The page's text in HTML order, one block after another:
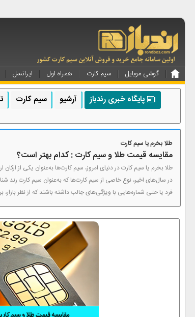
گوشی موبایل سیم کارت همراه اول ایرانسل
پایگاه خبری رندباز آرشیو سیم کارت
طلا بخرم یا سیم کارت
مقایسه قیمت طلا و سیم کارت : کدام بهتر است؟
طلا بخرم یا سیم کارت در دنیای امروز، سیم کارت‌ها به‌عنوان یکی از
در سال‌های اخیر، نوع خاصی از سیم کارت‌ها که به‌عنوان سیم کارت‌
فرد یا حتی شماره‌هایی با ویژگی‌های جالب داشته باشند که از نظر بازار،